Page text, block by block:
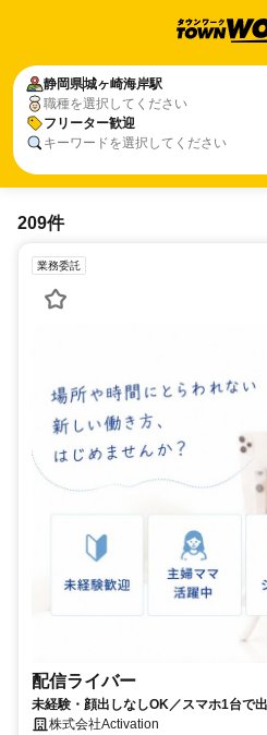
静岡県城ヶ崎海岸駅
職種を選択してください
フリーター歓迎
キーワードを選択してください
209件
業務委託
配信ライバー
未経験・顔出しなしOK／スマホ1台で
株式会社Activation